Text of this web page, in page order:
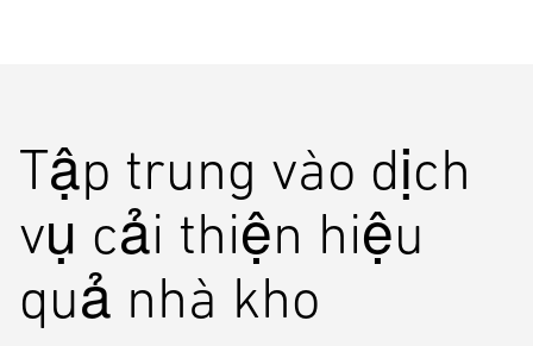
Tập trung vào dịch
vụ cải thiện hiệu
quả nhà kho